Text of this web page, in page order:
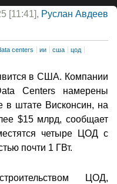
[11:41], Руслан Авдеев
centers ии сша
цод
в США. Компании
Centers намерены
в штате Висконсин, на
$15 млрд, сообщает
четыре ЦОД с
почти 1 ГВт.
ЦОД,